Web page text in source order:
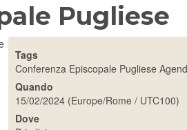
Pugliese
Tags
Conferenza Episcopale Pugliese
Quando
15/02/2024 (Europe/Rome / UTC100)
Dove